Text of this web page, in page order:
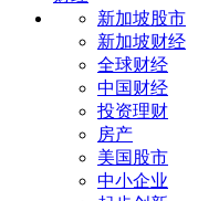
新加坡股市
新加坡财经
全球财经
中国财经
投资理财
房产
美国股市
中小企业